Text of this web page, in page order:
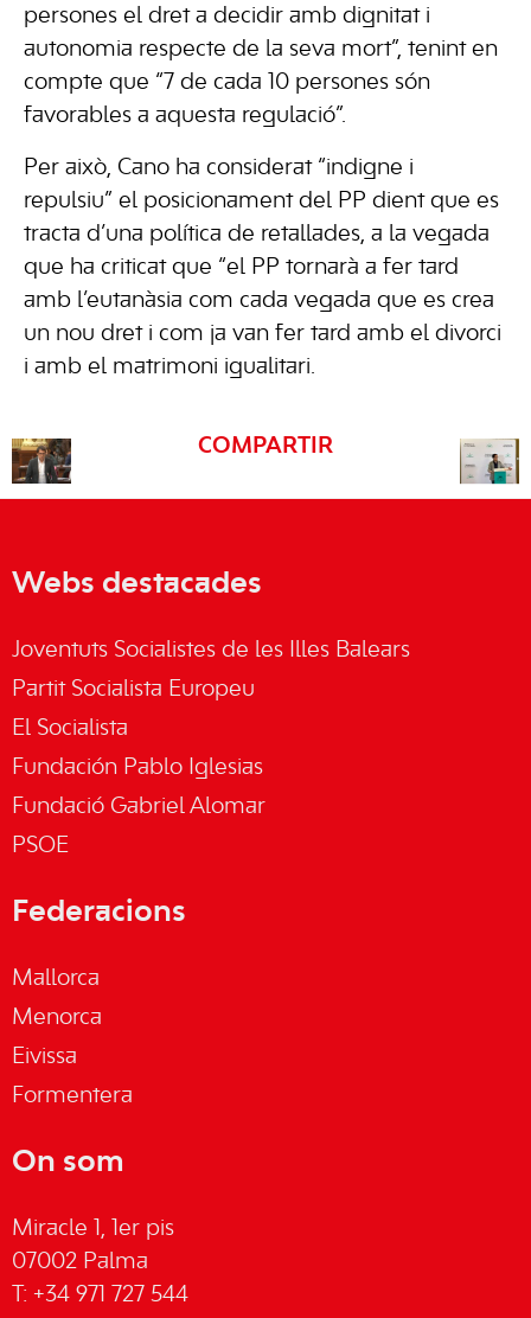
persones el dret a decidir amb dignitat i
autonomia respecte de la seva mort”, tenint en
compte que “7 de cada 10 persones són
favorables a aquesta regulació”.
Per això, Cano ha considerat “indigne i
repulsiu” el posicionament del PP dient que es
tracta d’una política de retallades, a la vegada
que ha criticat que “el PP tornarà a fer tard
amb l’eutanàsia com cada vegada que es crea
un nou dret i com ja van fer tard amb el divorci
i amb el matrimoni igualitari.
COMPARTIR
Webs destacades
Joventuts Socialistes de les Illes Balears
Partit Socialista Europeu
El Socialista
Fundación Pablo Iglesias
Fundació Gabriel Alomar
PSOE
Federacions
Mallorca
Menorca
Eivissa
Formentera
On som
Miracle 1, 1er pis
07002 Palma
T: +34 971 727 544